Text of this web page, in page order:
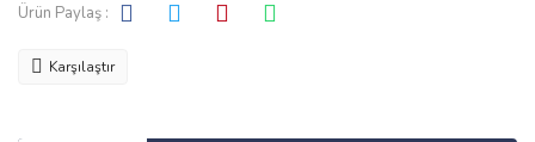
Ürün Paylaş :
Karşılaştır